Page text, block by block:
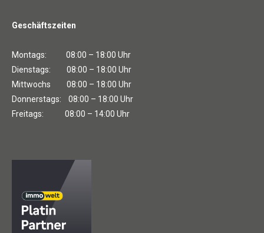
Geschäftszeiten
Montags: 08:00 – 18:00 Uhr
Dienstags: 08:00 – 18:00 Uhr
Mittwochs 08:00 – 18:00 Uhr
Donnerstags: 08:00 – 18:00 Uhr
Freitags: 08:00 – 14:00 Uhr